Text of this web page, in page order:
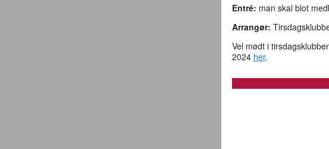
Entré: man skal blot
Arrangør:
Vel mødt i
2024 her.